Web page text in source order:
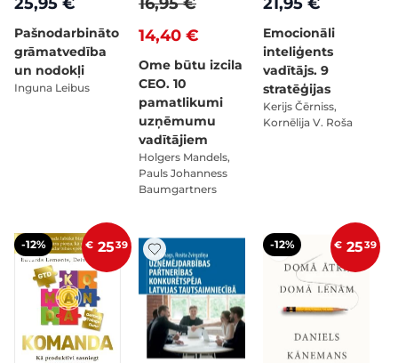
Pašnodarbināto
grāmatvedība
un nodokļi
Inguna Leibus
14,40 €
Ome būtu izcila
CEO. 10
pamatlikumi
uzņēmumu
vadītājiem
Holgers Mandels,
Pauls Johanness
Baumgartners
Emocionāli
inteliģents
vadītājs. 9
stratēģijas
Kerijs Čērniss,
Kornēlija V. Roša
-12% € 2539 -12% € 2539